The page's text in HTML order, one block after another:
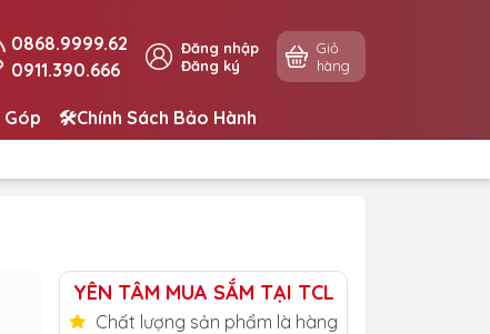
0868.9999.62
0911.390.666
Đăng nhập
Đăng ký
Giỏ
hàng
Góp 🛠️Chính Sách Bảo Hành
YÊN TÂM MUA SẮM TẠI TCL
Chất lượng sản phẩm là hàng